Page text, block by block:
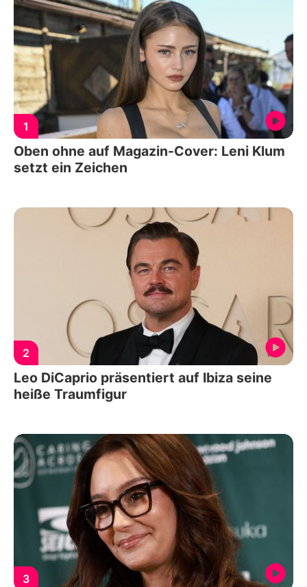
1
Oben ohne auf Magazin-Cover: Leni Klum
setzt ein Zeichen
2
Leo DiCaprio präsentiert auf Ibiza seine
heiße Traumfigur
3